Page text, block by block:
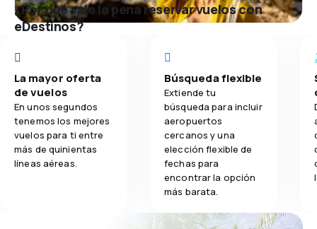
¿Por qué vale la pena reservar vuelos con
eDestinos?
La mayor oferta
de vuelos
En unos segundos
tenemos los mejores
vuelos para ti entre
más de quinientas
líneas aéreas.
Búsqueda flexible
Extiende tu
búsqueda para incluir
aeropuertos
cercanos y una
elección flexible de
fechas para
encontrar la opción
más barata.